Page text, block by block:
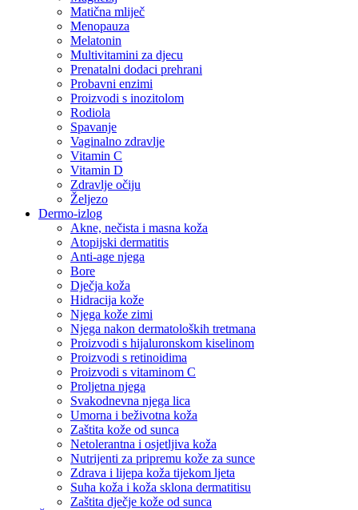
Matična mliječ
Menopauza
Melatonin
Multivitamini za djecu
Prenatalni dodaci prehrani
Probavni enzimi
Proizvodi s inozitolom
Rodiola
Spavanje
Vaginalno zdravlje
Vitamin C
Vitamin D
Zdravlje očiju
Željezo
Dermo-izlog
Akne, nečista i masna koža
Atopijski dermatitis
Anti-age njega
Bore
Dječja koža
Hidracija kože
Njega kože zimi
Njega nakon dermatoloških tretmana
Proizvodi s hijaluronskom kiselinom
Proizvodi s retinoidima
Proizvodi s vitaminom C
Proljetna njega
Svakodnevna njega lica
Umorna i beživotna koža
Zaštita kože od sunca
Netolerantna i osjetljiva koža
Nutrijenti za pripremu kože za sunce
Zdrava i lijepa koža tijekom ljeta
Suha koža i koža sklona dermatitisu
Zaštita dječje kože od sunca